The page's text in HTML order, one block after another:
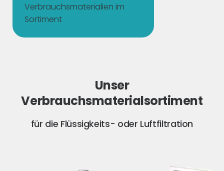
Verbrauchsmaterialien im
Sortiment
Unser
Verbrauchsmaterialsortiment
für die Flüssigkeits- oder Luftfiltration